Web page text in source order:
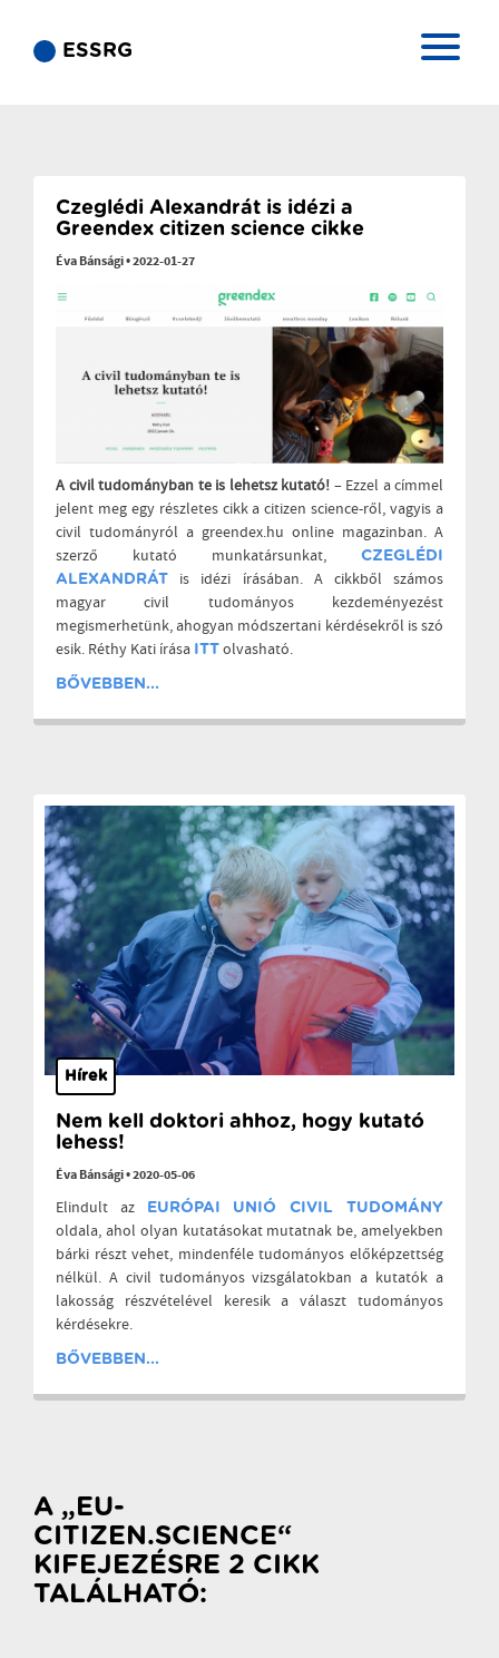
ESSRG
A „EU-
CITIZEN.SCIENCE“
KIFEJEZÉSRE 2 CIKK
TALÁLHATÓ:
Czeglédi Alexandrát is idézi a
Greendex citizen science cikke
Éva Bánsági•2022-01-27
A civil tudományban te is lehetsz kutató! – Ezzel a címmel
jelent meg egy részletes cikk a citizen science-ről, vagyis a
civil tudományról a greendex.hu online magazinban. A
szerző kutató munkatársunkat,
CZEGLÉDI
ALEXANDRÁT
is idézi írásában. A cikkből számos
magyar civil tudományos kezdeményezést
megismerhetünk, ahogyan módszertani kérdésekről is szó
esik. Réthy Kati írása ITT olvasható.
BŐVEBBEN...
Hírek
Nem kell doktori ahhoz, hogy kutató
lehess!
Éva Bánsági•2020-05-06
Elindult az EURÓPAI UNIÓ CIVIL TUDOMÁNY
oldala, ahol olyan kutatásokat mutatnak be, amelyekben
bárki részt vehet, mindenféle tudományos előképzettség
nélkül. A civil tudományos vizsgálatokban a kutatók a
lakosság részvételével keresik a választ tudományos
kérdésekre.
BŐVEBBEN...